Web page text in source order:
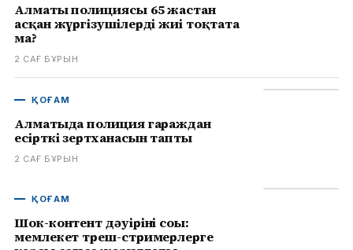
Алматы полициясы 65 жастан
асқан жүргізушілерді жиі тоқтата
ма?
2 САҒ БҰРЫН
ҚОҒАМ
Алматыда полиция гараждан
есірткі зертханасын тапты
2 САҒ БҰРЫН
ҚОҒАМ
Шок-контент дәуірінің соңы:
мемлекет треш-стримерлерге